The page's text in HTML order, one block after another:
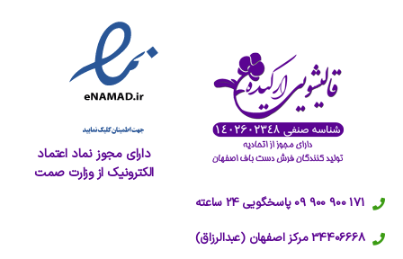
دارای مجوز نماد اعتماد
الکترونیک از وزارت صمت
171 900 900 09 پاسخگویی 24 ساعته
34406668 مرکز اصفهان (عبدالرزاق)